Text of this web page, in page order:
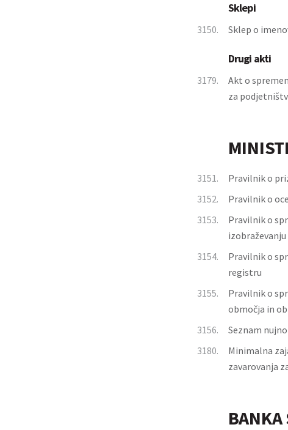
Sklepi
3150. Sklep o
Drugi akti
3179.
Akt o
za
3151.
Pravilnik o
3152.
Pravilnik o
3153.
Pravilnik o
izobraževanju
3154.
Pravilnik o
registru
3155.
Pravilnik o
območja in
3156.
Seznam
3180.
Minimalna
zavarovanja
BANKA